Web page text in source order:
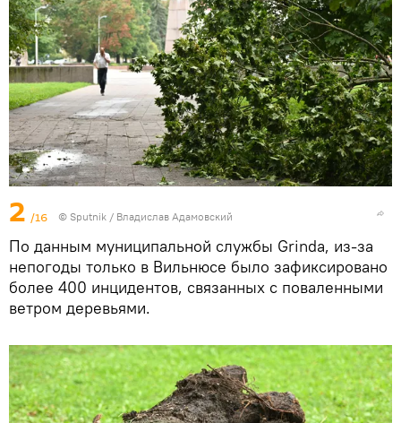
2 /16 © Sputnik / Владислав Адамовский
По данным муниципальной службы Grinda, из-за
непогоды только в Вильнюсе было зафиксировано
более 400 инцидентов, связанных с поваленными
ветром деревьями.